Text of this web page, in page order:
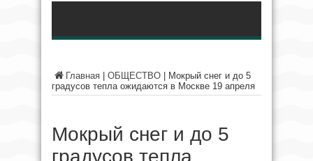
Главная ОБЩЕСТВО
Мокрый снег и до 5
градусов тепла ожидаются в Москве 19 апреля
Мокрый снег и до 5
градусов тепла